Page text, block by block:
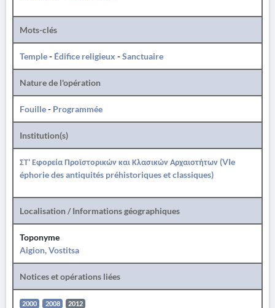
Mots-clés
Temple- Édifice religieux -Sanctuaire
Nature de l'opération
Fouille- Programmée
Institution(s)
ΣΤ' Εφορεία Προϊστορικών και Κλασικών Αρχαιοτήτων (VIe
éphorie des antiquités préhistoriques et classiques)
Localisation / Informations géographiques
Toponyme
Aigion, Vostitsa
Notices et opérations liées
2000 2008 2012